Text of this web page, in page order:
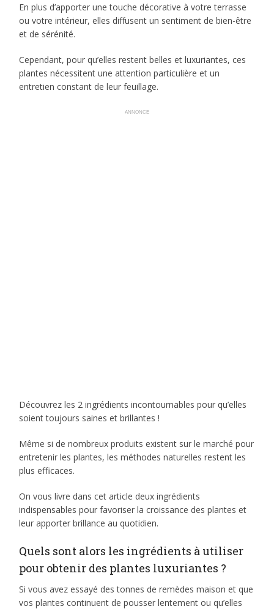
En plus d’apporter une touche décorative à votre terrasse
ou votre intérieur, elles diffusent un sentiment de bien-être
et de sérénité.
Cependant, pour qu’elles restent belles et luxuriantes, ces
plantes nécessitent une attention particulière et un
entretien constant de leur feuillage.
ANNONCE
Découvrez les 2 ingrédients incontournables pour qu’elles
soient toujours saines et brillantes !
Même si de nombreux produits existent sur le marché pour
entretenir les plantes, les méthodes naturelles restent les
plus efficaces.
On vous livre dans cet article deux ingrédients
indispensables pour favoriser la croissance des plantes et
leur apporter brillance au quotidien.
Quels sont alors les ingrédients à utiliser
pour obtenir des plantes luxuriantes ?
Si vous avez essayé des tonnes de remèdes maison et que
vos plantes continuent de pousser lentement ou qu’elles